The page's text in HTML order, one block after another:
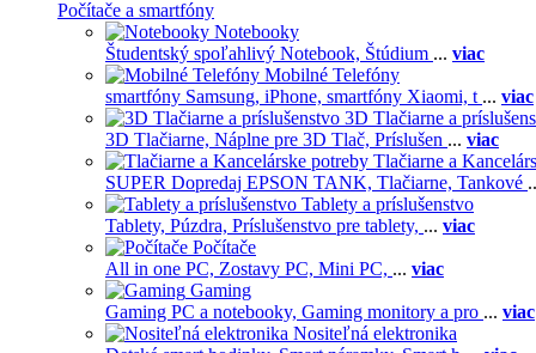
Počítače a smartfóny
Notebooky
Študentský spoľahlivý Notebook, Štúdium ... viac
Mobilné Telefóny
smartfóny Samsung, iPhone, smartfóny Xiaomi, t ... viac
3D Tlačiarne a
3D Tlačiarne, Náplne pre 3D Tlač, Príslušen ... viac
Tlačiarne a
SUPER Dopredaj EPSON TANK, Tlačiarne, Tankové
Tablety a príslušenstvo
Tablety, Púzdra, Príslušenstvo pre tablety, ... viac
Počítače
All in one PC, Zostavy PC, Mini PC, ... viac
Gaming
Gaming PC a notebooky, Gaming monitory a pro ... viac
Nositeľná elektronika